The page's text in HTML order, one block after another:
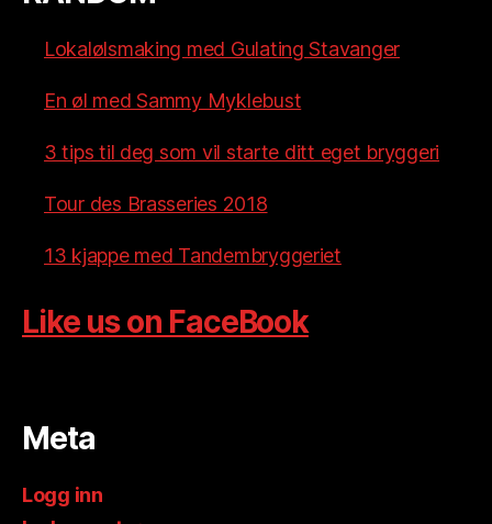
Lokalølsmaking med Gulating Stavanger
En øl med Sammy Myklebust
3 tips til deg som vil starte ditt eget bryggeri
Tour des Brasseries 2018
13 kjappe med Tandembryggeriet
Like us on FaceBook
Meta
Logg inn